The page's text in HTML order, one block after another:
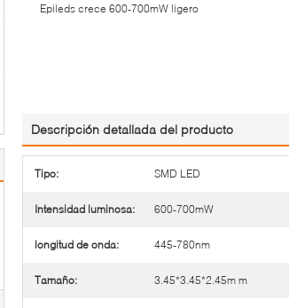
Epileds crece 600-700mW ligero
Descripción detallada del producto
Tipo: SMD LED
Intensidad luminosa: 600-700mW
longitud de onda: 445-780nm
Tamaño: 3.45*3.45*2.45m m